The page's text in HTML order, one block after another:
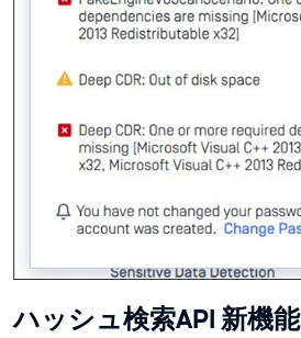
ハッシュ検索API 新機能